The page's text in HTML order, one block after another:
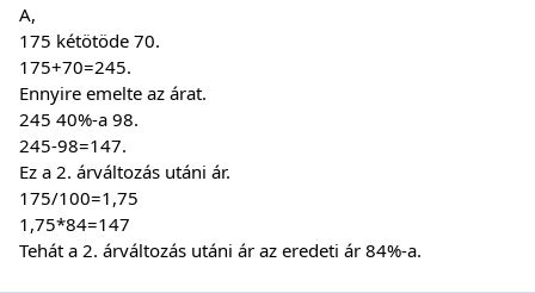
A,
175 kétötöde 70.
175+70=245.
Ennyire emelte az árat.
245 40%-a 98.
245-98=147.
Ez a 2. árváltozás utáni ár.
175/100=1,75
1,75*84=147
Tehát a 2. árváltozás utáni ár az eredeti ár 84%-a.